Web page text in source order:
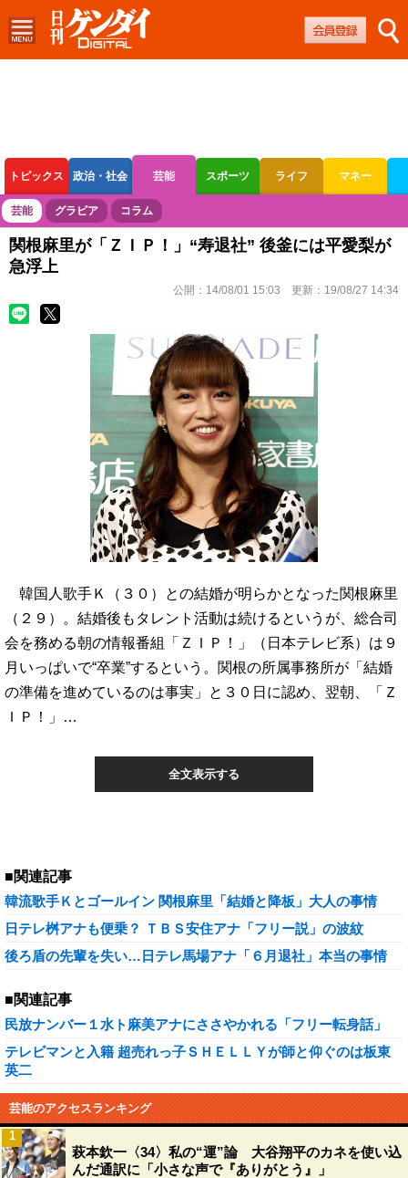
トピックス 政治・社会 芸能 スポーツ ライフ マネー
ボートレース 競輪 オートレース
芸能 グラビア コラム
関根麻里が「ＺＩＰ！」“寿退社” 後釜には平愛梨が
急浮上
公開： 14/08/01 15:03 更新： 19/08/27 14:34
韓国人歌手Ｋ（３０）との結婚が明らかとなった関根麻里
（２９）。結婚後もタレント活動は続けるというが、総合司
会を務める朝の情報番組「ＺＩＰ！」（日本テレビ系）は９
月いっぱいで“卒業”するという。関根の所属事務所が「結婚
の準備を進めているのは事実」と３０日に認め、翌朝、「Ｚ
ＩＰ！」…
全文表示する
■関連記事
韓流歌手Ｋとゴールイン 関根麻里「結婚と降板」大人の事情
日テレ桝アナも便乗？ ＴＢＳ安住アナ「フリー説」の波紋
後ろ盾の先輩を失い…日テレ馬場アナ「６月退社」本当の事情
■関連記事
民放ナンバー１水ト麻美アナにささやかれる「フリー転身話」
テレビマンと入籍 超売れっ子ＳＨＥＬＬＹが師と仰ぐのは板東
英二
芸能のアクセスランキング
萩本欽一〈34〉私の“運”論 大谷翔平のカネを使い込
んだ通訳に「小さな声で『ありがとう』」
1